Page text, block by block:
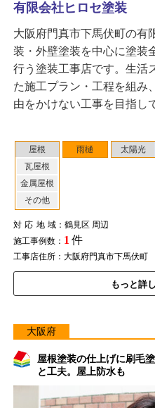
屋根
瓦屋根
金属屋根
その他
雨樋 太陽光
対応地域：鶴見区 周辺
施工事例数： 1 件
工事店住所：大阪府門真市下馬伏町
もっと詳
有限会社ヒロセ塗装
大阪府門真市下馬伏町の有
装・外壁塗装を中心に塗装
行う塗装工事店です。生活
た施工プラン・工程を組み
由をかけない工事を目指し
大阪府
屋根塗装の仕上げに刷毛
と工夫。屋上防水も